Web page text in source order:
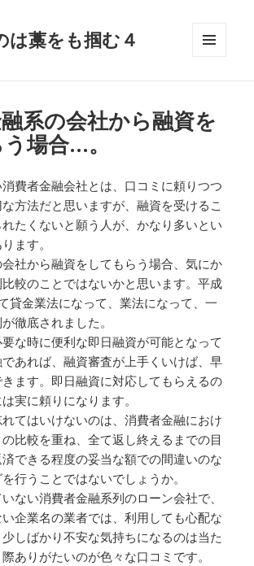
は藁をも掴む４
系の会社から融資を
場合…。
費者金融会社とは、口コミに頼りつつ
方法だと思いますが、融資を受けるこ
たくないと願う人が、かなり多いとい
ます。
社から融資をしてもらう場合、気にか
較のことではないかと思います。平成
貸金業法になって、業法になって、一
徹底されました。
な時に便利な即日融資が可能となって
あれば、融資審査が上手くいけば、早
ます。即日融資に対応してもらえるの
実に頼りになります。
てはいけないのは、消費者金融におけ
比較を重ね、全て返し終えるまでの目
できる程度の妥当な額での間違いのな
行うことではないでしょうか。
ない消費者金融系列のローン会社で、
企業名の業者では、利用しても心配な
しばかり不安な気持ちになるのは当た
ありがたいのが色々な口コミです。